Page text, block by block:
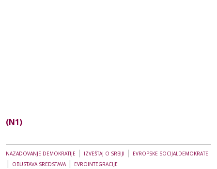
(N1)
NAZADOVANJE DEMOKRATIJE | IZVEŠTAJ O SRBIJI | EVROPSKE SOCIJALDEMOKRATE
| OBUSTAVA SREDSTAVA| EVROINTEGRACIJE